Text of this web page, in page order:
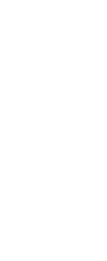
ていただきます）
会で相談したい課題